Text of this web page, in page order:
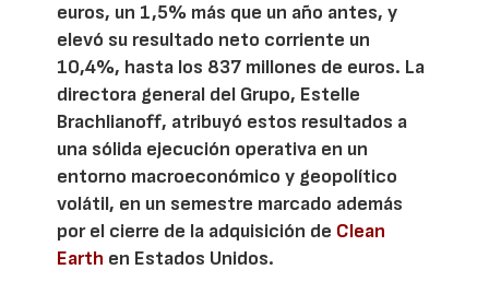
euros, un 1,5% más que un año antes, y
elevó su resultado neto corriente un
10,4%, hasta los 837 millones de euros. La
directora general del Grupo, Estelle
Brachlianoff, atribuyó estos resultados a
una sólida ejecución operativa en un
entorno macroeconómico y geopolítico
volátil, en un semestre marcado además
por el cierre de la adquisición de Clean
Earth en Estados Unidos.